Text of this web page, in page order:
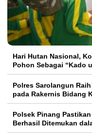
Hari Hutan Nasional,
Pohon Sebagai “Kado
Polres Sarolangun
pada Rakernis Bidang
Polsek Pinang
Berhasil Ditemukan